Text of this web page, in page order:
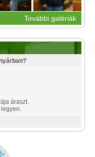
További galériák
áraszt.